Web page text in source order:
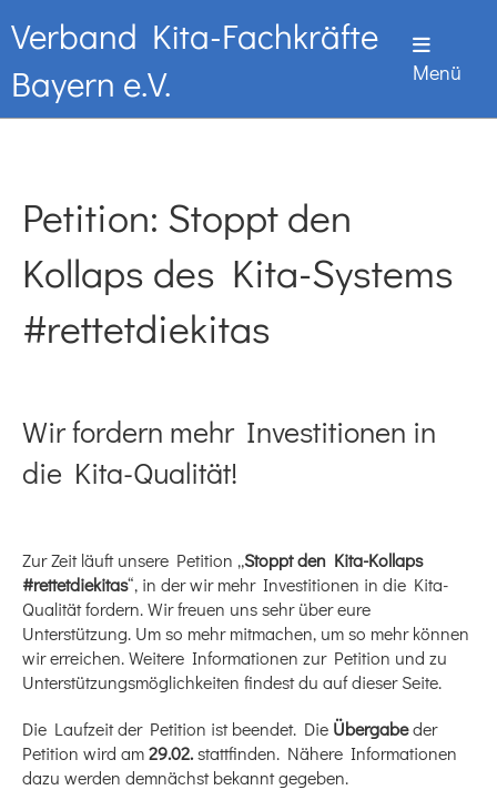
Verband Kita-Fachkräfte
Bayern e.V.
Menü
Petition: Stoppt den
Kollaps des Kita-Systems
#rettetdiekitas
Wir fordern mehr Investitionen in
die Kita-Qualität!
Zur Zeit läuft unsere Petition „Stoppt den Kita-Kollaps
#rettetdiekitas“, in der wir mehr Investitionen in die Kita-
Qualität fordern. Wir freuen uns sehr über eure
Unterstützung. Um so mehr mitmachen, um so mehr können
wir erreichen. Weitere Informationen zur Petition und zu
Unterstützungsmöglichkeiten findest du auf dieser Seite.
Die Laufzeit der Petition ist beendet. Die Übergabeder
Petition wird am29.02.stattfinden. Nähere Informationen
dazu werden demnächst bekannt gegeben.